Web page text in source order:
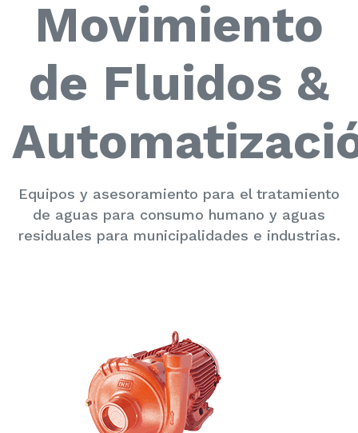
Movimiento
de Fluidos &
Equipos y asesoramiento para el tratamiento
de aguas para consumo humano y aguas
residuales para municipalidades e industrias.